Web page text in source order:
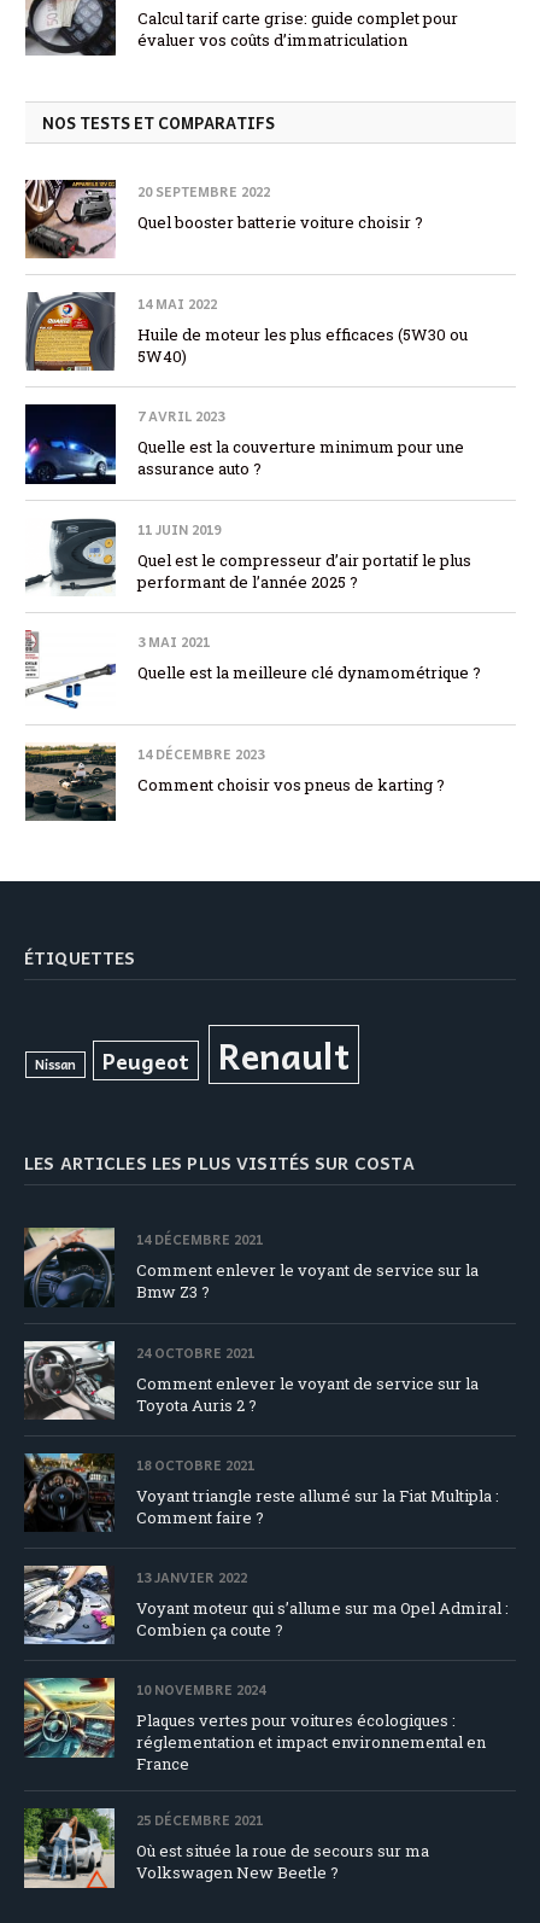
Calcul tarif carte grise: guide complet pour
évaluer vos coûts d’immatriculation
NOS TESTS ET COMPARATIFS
20 SEPTEMBRE 2022
Quel booster batterie voiture choisir ?
14 MAI 2022
Huile de moteur les plus efficaces (5W30 ou
5W40)
7 AVRIL 2023
Quelle est la couverture minimum pour une
assurance auto ?
11 JUIN 2019
Quel est le compresseur d’air portatif le plus
performant de l’année 2025 ?
3 MAI 2021
Quelle est la meilleure clé dynamométrique ?
14 DÉCEMBRE 2023
Comment choisir vos pneus de karting ?
ÉTIQUETTES
Nissan Peugeot Renault
LES ARTICLES LES PLUS VISITÉS SUR COSTA
14 DÉCEMBRE 2021
Comment enlever le voyant de service sur la
Bmw Z3 ?
24 OCTOBRE 2021
Comment enlever le voyant de service sur la
Toyota Auris 2 ?
18 OCTOBRE 2021
Voyant triangle reste allumé sur la Fiat Multipla :
Comment faire ?
13 JANVIER 2022
Voyant moteur qui s’allume sur ma Opel Admiral :
Combien ça coute ?
10 NOVEMBRE 2024
Plaques vertes pour voitures écologiques :
réglementation et impact environnemental en
France
25 DÉCEMBRE 2021
Où est située la roue de secours sur ma
Volkswagen New Beetle ?